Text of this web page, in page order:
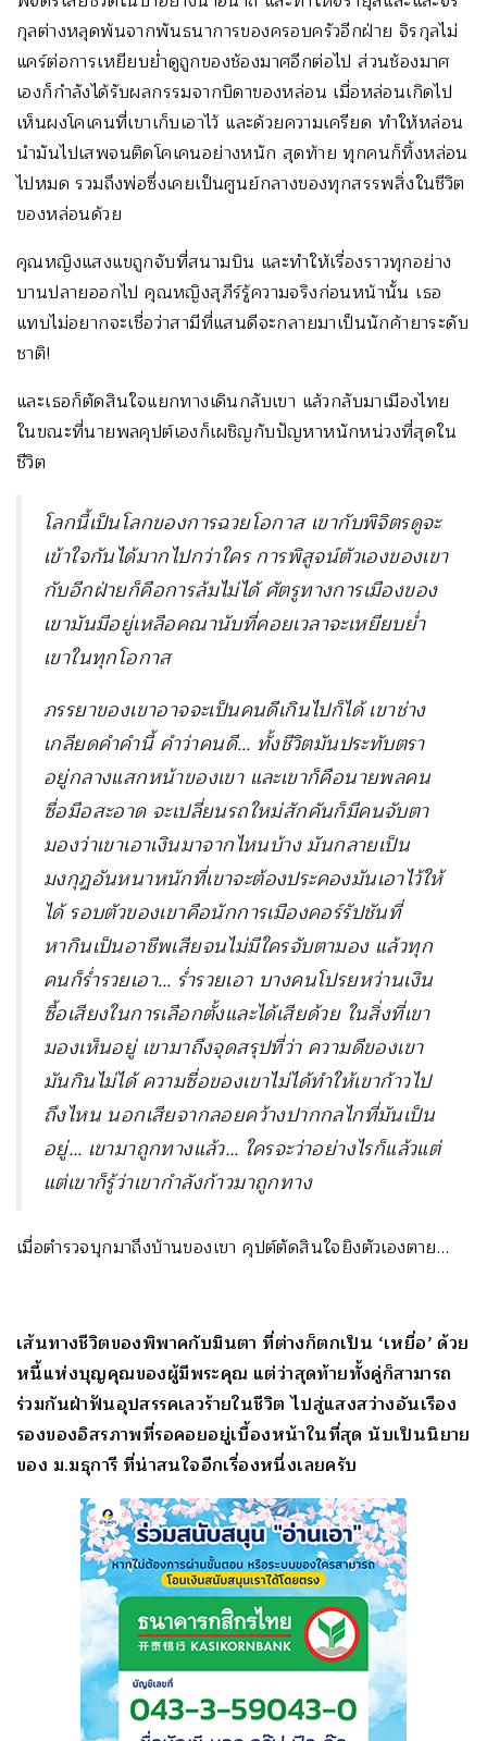
กุลต่างหลุดพ้นจากพันธนาการของครอบครัวอีกฝ่าย จิรกุลไม่
แคร์ต่อการเหยียบย่ำดูถูกของช้องมาศอีกต่อไป ส่วนช้องมาศ
เองก็กำลังได้รับผลกรรมจากบิดาของหล่อน เมื่อหล่อนเกิดไป
เห็นผงโคเคนที่เขาเก็บเอาไว้ และด้วยความเครียด ทำให้หล่อน
นำมันไปเสพจนติดโคเคนอย่างหนัก สุดท้าย ทุกคนก็ทิ้งหล่อน
ไปหมด รวมถึงพ่อซึ่งเคยเป็นศูนย์กลางของทุกสรรพสิ่งในชีวิต
ของหล่อนด้วย
คุณหญิงแสงแขถูกจับที่สนามบิน และทำให้เรื่องราวทุกอย่าง
บานปลายออกไป คุณหญิงสุภีร์รู้ความจริงก่อนหน้านั้น เธอ
แทบไม่อยากจะเชื่อว่าสามีที่แสนดีจะกลายมาเป็นนักค้ายาระดับ
ชาติ!
และเธอก็ตัดสินใจแยกทางเดินกลับเขา แล้วกลับมาเมืองไทย
ในขณะที่นายพลคุปต์เองก็เผชิญกับปัญหาหนักหน่วงที่สุดใน
ชีวิต
โลกนี้เป็นโลกของการฉวยโอกาส เขากับพิจิตรดูจะ
เข้าใจกันได้มากไปกว่าใคร การพิสูจน์ตัวเองของเขา
กับอีกฝ่ายก็คือการล้มไม่ได้ ศัตรูทางการเมืองของ
เขามันมีอยู่เหลือคณานับที่คอยเวลาจะเหยียบย่ำ
เขาในทุกโอกาส
ภรรยาของเขาอาจจะเป็นคนดีเกินไปก็ได้ เขาช่าง
เกลียดคำคำนี้ คำว่าคนดี… ทั้งชีวิตมันประทับตรา
อยู่กลางแสกหน้าของเขา และเขาก็คือนายพลคน
ซื่อมือสะอาด จะเปลี่ยนรถใหม่สักคันก็มีคนจับตา
มองว่าเขาเอาเงินมาจากไหนบ้าง มันกลายเป็น
มงกุฎอันหนาหนักที่เขาจะต้องประคองมันเอาไว้ให้
ได้ รอบตัวของเขาคือนักการเมืองคอร์รัปชันที่
หากินเป็นอาชีพเสียจนไม่มีใครจับตามอง แล้วทุก
คนก็ร่ำรวยเอา… ร่ำรวยเอา บางคนโปรยหว่านเงิน
ซื้อเสียงในการเลือกตั้งและได้เสียด้วย ในสิ่งที่เขา
มองเห็นอยู่ เขามาถึงจุดสรุปที่ว่า ความดีของเขา
มันกินไม่ได้ ความซื่อของเขาไม่ได้ทำให้เขาก้าวไป
ถึงไหน นอกเสียจากลอยคว้างปากกลไกที่มันเป็น
อยู่… เขามาถูกทางแล้ว… ใครจะว่าอย่างไรก็แล้วแต่
แต่เขาก็รู้ว่าเขากำลังก้าวมาถูกทาง
เมื่อตำรวจบุกมาถึงบ้านของเขา คุปต์ตัดสินใจยิงตัวเองตาย…
เส้นทางชีวิตของพิพาคกับมินตา ที่ต่างก็ตกเป็น ‘เหยื่อ’ ด้วย
หนี้แห่งบุญคุณของผู้มีพระคุณ แต่ว่าสุดท้ายทั้งคู่ก็สามารถ
ร่วมกันฝ่าฟันอุปสรรคเลวร้ายในชีวิต ไปสู่แสงสว่างอันเรือง
รองของอิสรภาพที่รอคอยอยู่เบื้องหน้าในที่สุด นับเป็นนิยาย
ของ ม.มธุการี ที่น่าสนใจอีกเรื่องหนึ่งเลยครับ